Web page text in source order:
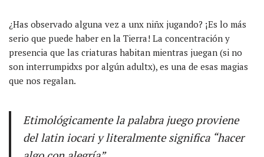
¿Has observado alguna vez a unx niñx jugando? ¡Es lo más
serio que puede haber en la Tierra! La concentración y
presencia que las criaturas habitan mientras juegan (si no
son interrumpidxs por algún adultx), es una de esas magias
que nos regalan.
Etimológicamente la palabra juego proviene
del latin iocariy literalmente significa “hacer